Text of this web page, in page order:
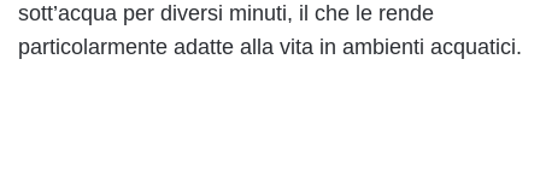
sott’acqua per diversi minuti, il che le rende
particolarmente adatte alla vita in ambienti acquatici.